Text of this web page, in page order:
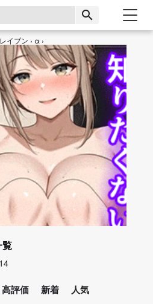
search
イブン α
高評価 新着 人気